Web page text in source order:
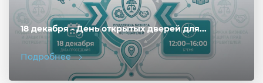
18 декабря - День открытых дверей для...
Подробнее